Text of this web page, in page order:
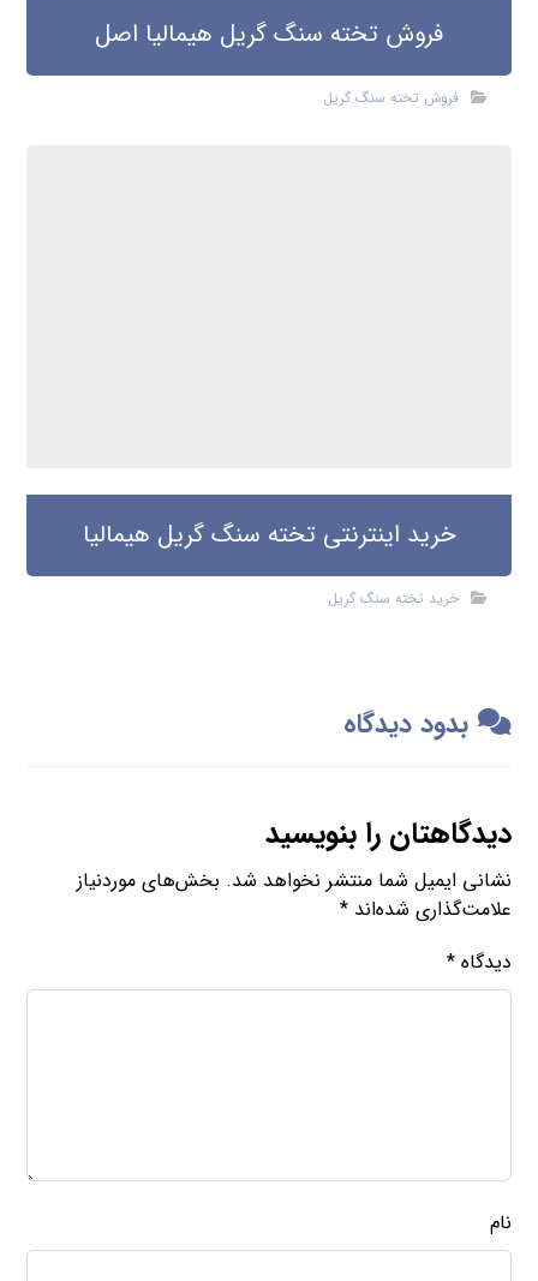
فروش تخته سنگ گریل هیمالیا اصل
فروش تخته سنگ گریل
خرید اینترنتی تخته سنگ گریل هیمالیا
خرید تخته سنگ گریل
بدود دیدگاه
دیدگاهتان را بنویسید
نشانی ایمیل شما منتشر نخواهد شد. بخش‌های موردنیاز
علامت‌گذاری شده‌اند*
دیدگاه*
نام